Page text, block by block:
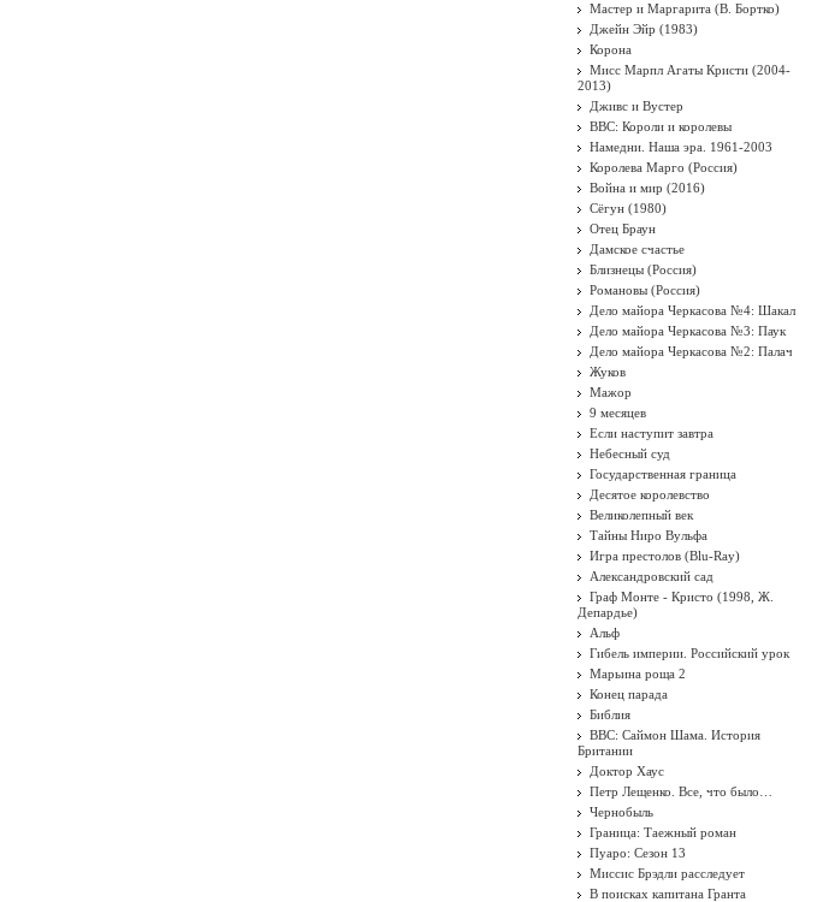
Мастер и Маргарита (В. Бортко)
Джейн Эйр (1983)
Корона
Мисс Марпл Агаты Кристи (2004-
2013)
Дживс и Вустер
BBC: Короли и королевы
Намедни. Наша эра. 1961-2003
Королева Марго (Россия)
Война и мир (2016)
Сёгун (1980)
Отец Браун
Дамское счастье
Близнецы (Россия)
Романовы (Россия)
Дело майора Черкасова №4: Шакал
Дело майора Черкасова №3: Паук
Дело майора Черкасова №2: Палач
Жуков
Мажор
9 месяцев
Если наступит завтра
Небесный суд
Государственная граница
Десятое королевство
Великолепный век
Тайны Ниро Вульфа
Игра престолов (Blu-Ray)
Александровский сад
Граф Монте - Кристо (1998, Ж.
Депардье)
Альф
Гибель империи. Российский урок
Марьина роща 2
Конец парада
Библия
BBC: Саймон Шама. История
Британии
Доктор Хаус
Петр Лещенко. Все, что было…
Чернобыль
Граница: Таежный роман
Пуаро: Сезон 13
Миссис Брэдли расследует
В поисках капитана Гранта